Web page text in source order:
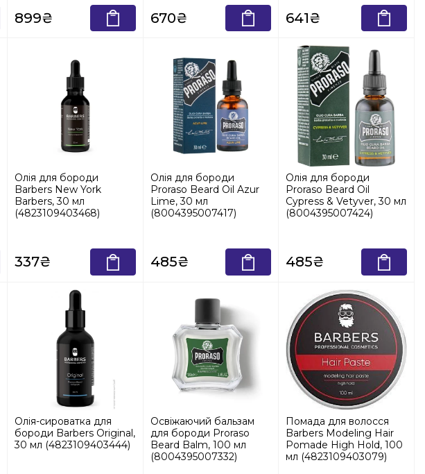
899₴ 670₴ 641₴
Олія для бороди
Barbers New York
Barbers, 30 мл
(4823109403468)
337₴
Олія для бороди
Proraso Beard Oil Azur
Lime, 30 мл
(8004395007417)
485₴
Олія для бороди
Proraso Beard Oil
Cypress & Vetyver, 30 мл
(8004395007424)
485₴
Олія-сироватка для
бороди Barbers Original,
30 мл (4823109403444)
Освіжаючий бальзам
для бороди Proraso
Beard Balm, 100 мл
(8004395007332)
Помада для волосся
Barbers Modeling Hair
Pomade High Hold, 100
мл (4823109403079)